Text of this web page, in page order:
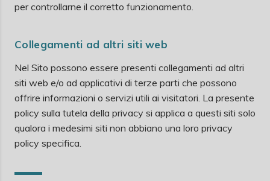
per controllarne il corretto funzionamento.
Collegamenti ad altri siti web
Nel Sito possono essere presenti collegamenti ad altri
siti web e/o ad applicativi di terze parti che possono
offrire informazioni o servizi utili ai visitatori. La presente
policy sulla tutela della privacy si applica a questi siti solo
qualora i medesimi siti non abbiano una loro privacy
policy specifica.